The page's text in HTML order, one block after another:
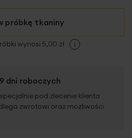
próbkę tkaniny
wynosi 5,00 zł
dni roboczych
pod zlecenie klienta
zwrotowi oraz możliwości